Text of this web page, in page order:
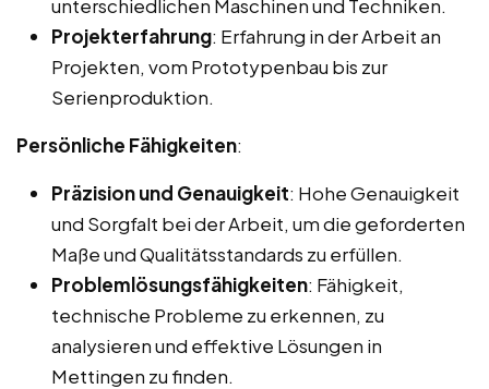
unterschiedlichen Maschinen und Techniken.
Projekterfahrung: Erfahrung in der Arbeit an
Projekten, vom Prototypenbau bis zur
Serienproduktion.
Persönliche Fähigkeiten:
Präzision und Genauigkeit: Hohe Genauigkeit
und Sorgfalt bei der Arbeit, um die geforderten
Maße und Qualitätsstandards zu erfüllen.
Problemlösungsfähigkeiten: Fähigkeit,
technische Probleme zu erkennen, zu
analysieren und effektive Lösungen in
Mettingen zu finden.